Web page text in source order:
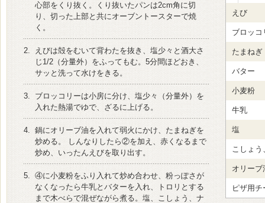
心部をくり抜く。くり抜いたパンは2cm角に切
り、切った上部と共にオーブントースターで焼
く。
2.
えびは殻をむいて背わたを抜き、塩少々と酒大さ
じ1/2（分量外）をふってもむ。5分間ほどおき、
サッと洗って水けをきる。
3.
ブロッコリーは小房に分け、塩少々（分量外）を
入れた熱湯でゆで、ざるに上げる。
4. 鍋にオリーブ油を入れて弱火にかけ、たまねぎを
炒める。 しんなりしたら②を加え、赤くなるまで
炒め、いったんえびを取り出す。
5. ④に小麦粉をふり入れて炒め合わせ、粉っぽさが
なくなったら牛乳とバターを入れ、トロリとする
まで木べらで混ぜながら煮る。塩、こしょう、ナ
えび
ブロッコ
たまねぎ
バター
小麦粉
牛乳
塩
こしょう
オリーブ
ピザ用チ